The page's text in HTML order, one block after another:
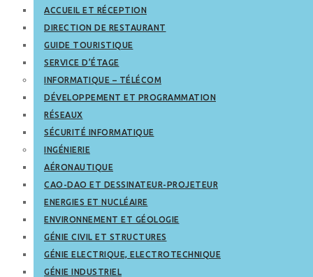
ACCUEIL ET RÉCEPTION
DIRECTION DE RESTAURANT
GUIDE TOURISTIQUE
SERVICE D’ÉTAGE
INFORMATIQUE – TÉLÉCOM
DÉVELOPPEMENT ET PROGRAMMATION
RÉSEAUX
SÉCURITÉ INFORMATIQUE
INGÉNIERIE
AÉRONAUTIQUE
CAO-DAO ET DESSINATEUR-PROJETEUR
ENERGIES ET NUCLÉAIRE
ENVIRONNEMENT ET GÉOLOGIE
GÉNIE CIVIL ET STRUCTURES
GÉNIE ELECTRIQUE, ELECTROTECHNIQUE
GÉNIE INDUSTRIEL